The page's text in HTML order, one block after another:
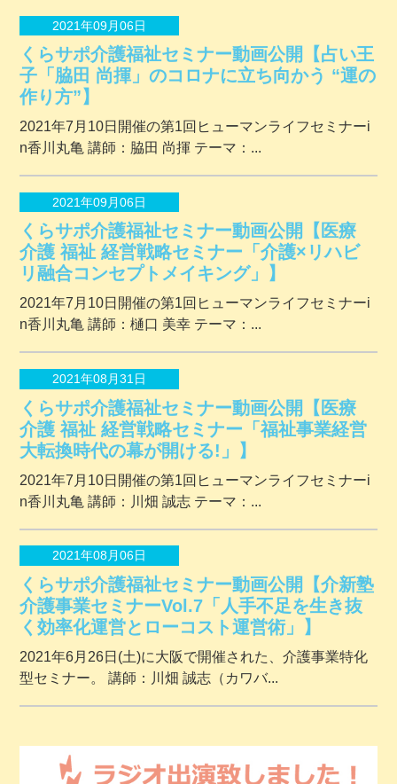
2021年09月06日
くらサポ介護福祉セミナー動画公開【占い王
子「脇田 尚揮」のコロナに立ち向かう “運の
作り方”】
2021年7月10日開催の第1回ヒューマンライフセミナーi
n香川丸亀 講師：脇田 尚揮 テーマ：...
2021年09月06日
くらサポ介護福祉セミナー動画公開【医療
介護 福祉 経営戦略セミナー「介護×リハビ
リ融合コンセプトメイキング」】
2021年7月10日開催の第1回ヒューマンライフセミナーi
n香川丸亀 講師：樋口 美幸 テーマ：...
2021年08月31日
くらサポ介護福祉セミナー動画公開【医療
介護 福祉 経営戦略セミナー「福祉事業経営
大転換時代の幕が開ける!」】
2021年7月10日開催の第1回ヒューマンライフセミナーi
n香川丸亀 講師：川畑 誠志 テーマ：...
2021年08月06日
くらサポ介護福祉セミナー動画公開【介新塾
介護事業セミナーVol.7「人手不足を生き抜
く効率化運営とローコスト運営術」】
2021年6月26日(土)に大阪で開催された、介護事業特化
型セミナー。 講師：川畑 誠志（カワバ...